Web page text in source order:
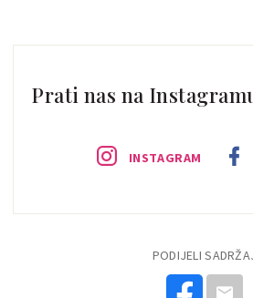
Prati nas na
INSTAGRAM
PODIJELI